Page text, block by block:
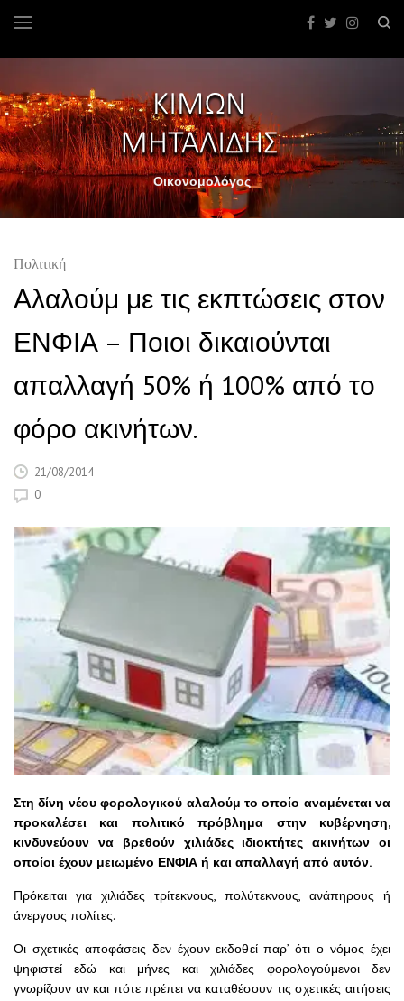
Οικονομολόγος
Πολιτική
Αλαλούμ με τις εκπτώσεις στον
ΕΝΦΙΑ – Ποιοι δικαιούνται
απαλλαγή 50% ή 100% από το
φόρο ακινήτων.
21/08/2014
0
Στη δίνη νέου φορολογικού αλαλούμ το οποίο αναμένεται να
προκαλέσει και πολιτικό πρόβλημα στην κυβέρνηση,
κινδυνεύουν να βρεθούν χιλιάδες ιδιοκτήτες ακινήτων οι
οποίοι έχουν μειωμένο ΕΝΦΙΑ ή και απαλλαγή από αυτόν.
Πρόκειται για χιλιάδες τρίτεκνους, πολύτεκνους, ανάπηρους ή
άνεργους πολίτες.
Οι σχετικές αποφάσεις δεν έχουν εκδοθεί παρ’ ότι ο νόμος έχει
ψηφιστεί εδώ και μήνες και χιλιάδες φορολογούμενοι δεν
γνωρίζουν αν και πότε πρέπει να καταθέσουν τις σχετικές αιτήσεις